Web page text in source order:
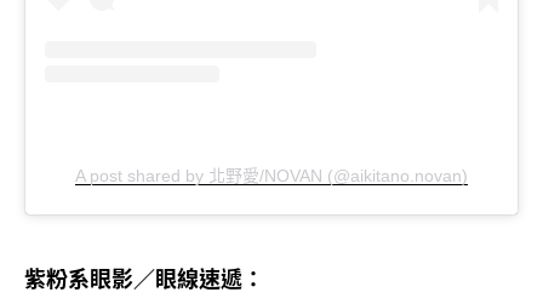
A post shared by 北野愛/NOVAN (@aikitano.novan)
紫粉系眼影／眼線速遞 ：